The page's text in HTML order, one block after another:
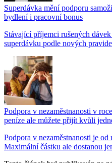
Superdávka mění podporu
bydlení i pracovní bonus
Stávající příjemci rušených
superdávku podle nových
Podpora v nezaměstnanosti v
peníze ale můžete přijít kvůli
Podpora v nezaměstnanosti je
Maximální částku ale dostanou